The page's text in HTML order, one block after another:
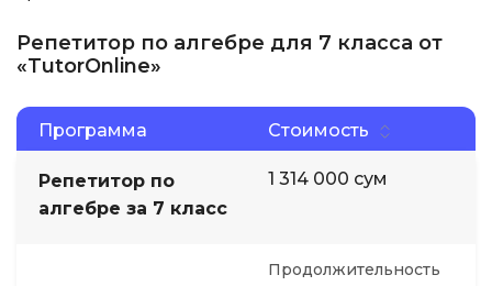
Репетитор по алгебре для 7 класса от
«TutorOnline»
Программа Стоимость
Репетитор по
алгебре за 7 класс
1 314 000 сум
Продолжительность